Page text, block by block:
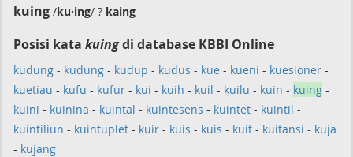
kuing /ku·ing/ ? kaing
Posisi kata kuingdi database KBBI Online
kudung - kudung - kudup - kudus - kue - kueni - kuesioner -
kuetiau - kufu - kufur - kui - kuih - kuil - kuilu - kuin - kuing -
kuini - kuinina - kuintal - kuintesens - kuintet - kuintil -
kuintiliun - kuintuplet - kuir - kuis - kuis - kuit - kuitansi - kuja
- kujang